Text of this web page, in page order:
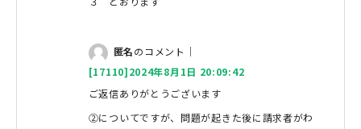
匿名のコメント｜
[17110]2024年8月1日 20:09:42
ご返信ありがとうございます
②についてですが、問題が起きた後に請求者がわ